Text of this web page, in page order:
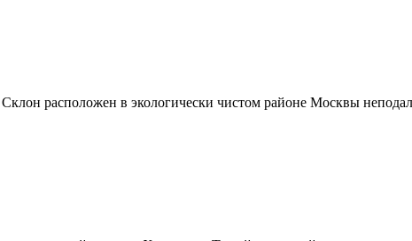
расположен в экологически чистом районе Москвы